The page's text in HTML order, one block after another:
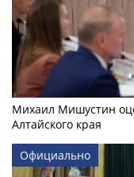
Михаил Мишустин
Алтайского края
Официально